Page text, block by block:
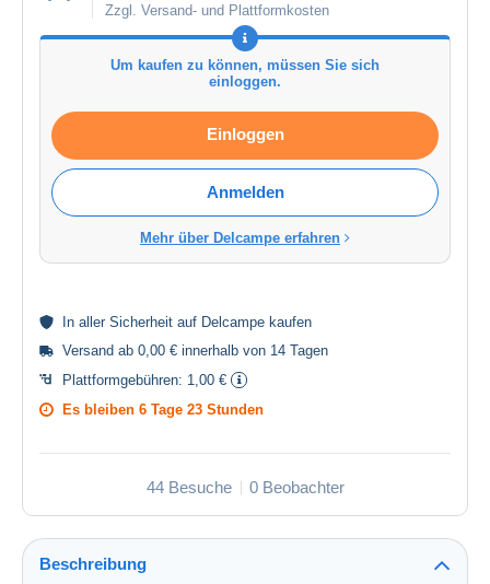
Zzgl. Versand- und Plattformkosten
Um kaufen zu können, müssen Sie sich
einloggen.
Einloggen
Anmelden
Mehr über Delcampe erfahren
In aller Sicherheit auf Delcampe kaufen
Versand ab 0,00 € innerhalb von 14 Tagen
Plattformgebühren: 1,00 €
Es bleiben 6 Tage 23 Stunden
44 Besuche 0 Beobachter
Beschreibung